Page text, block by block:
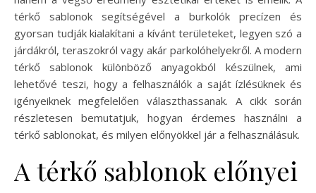
térkő sablonok segítségével a burkolók precízen és
gyorsan tudják kialakítani a kívánt területeket, legyen szó a
járdákról, teraszokról vagy akár parkolóhelyekről. A modern
térkő sablonok különböző anyagokból készülnek, ami
lehetővé teszi, hogy a felhasználók a saját ízlésüknek és
igényeiknek megfelelően választhassanak. A cikk során
részletesen bemutatjuk, hogyan érdemes használni a
térkő sablonokat, és milyen előnyökkel jár a felhasználásuk.
A térkő sablonok előnyei